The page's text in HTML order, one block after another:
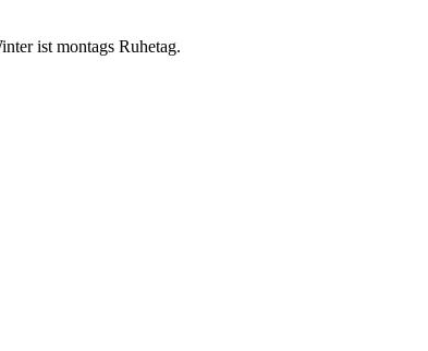
ist montags Ruhetag.